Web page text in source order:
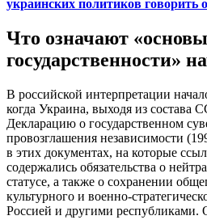
украинских политиков говорить
Что означают «основы
государственности»
В российской интерпретации
когда Украина, выходя из состава
Декларацию о государственном
провозглашения независимости
в этих документах, на которые
содержались обязательства о
статусе, а также о сохранении
культурного и военно-
Россией и другими республиками.